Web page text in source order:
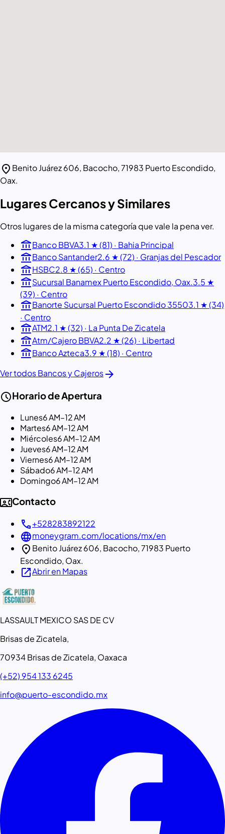
location_on Benito Juárez 606, Bacocho, 71983 Puerto Escondido,
Oax.
Lugares Cercanos y Similares
Otros lugares de la misma categoría que vale la pena ver.
account_balanceBanco BBVA3.1 ★ (81) · Bahia Principal
account_balanceBanco Santander2.6 ★ (72) · Granjas del Pescador
account_balanceHSBC2.8 ★ (65) · Centro
account_balanceSucursal Banamex Puerto Escondido, Oax.3.5 ★
(39) · Centro
account_balanceBanorte Sucursal Puerto Escondido 35503.1 ★ (34)
· Centro
account_balanceATM2.1 ★ (32) · La Punta De Zicatela
account_balanceAtm/Cajero BBVA2.2 ★ (26) · Libertad
account_balanceBanco Azteca3.9 ★ (18) · Centro
Ver todos Bancos y Cajerosarrow_forward
scheduleHorario de Apertura
Lunes6 AM–12 AM
Martes6 AM–12 AM
Miércoles6 AM–12 AM
Jueves6 AM–12 AM
Viernes6 AM–12 AM
Sábado6 AM–12 AM
Domingo6 AM–12 AM
contact_phoneContacto
call+528283892122
languagemoneygram.com/locations/mx/en
location_on Benito Juárez 606, Bacocho, 71983 Puerto
Escondido, Oax.
open_in_newAbrir en Mapas
LASSAULT MEXICO SAS DE CV
Brisas de Zicatela,
70934 Brisas de Zicatela, Oaxaca
(+52) 954 133 6245
info@puerto-escondido.mx